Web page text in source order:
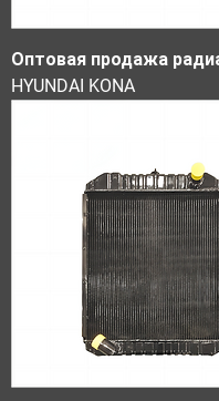
Оптовая продажа
HYUNDAI KONA